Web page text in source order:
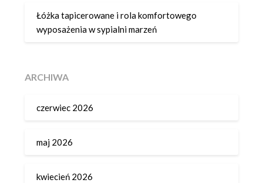
Łóżka tapicerowane i rola komfortowego
wyposażenia w sypialni marzeń
ARCHIWA
czerwiec 2026
maj 2026
kwiecień 2026